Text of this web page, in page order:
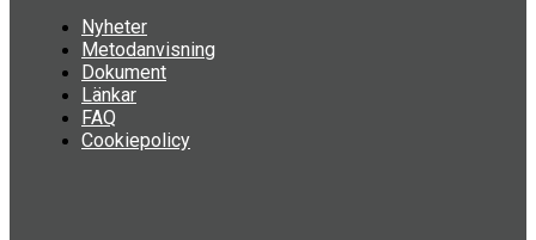
Nyheter
Metodanvisning
Dokument
Länkar
FAQ
Cookiepolicy